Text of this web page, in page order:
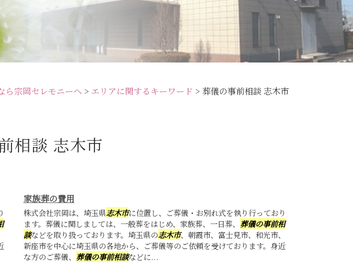
ら宗岡セレモニーへ > エリアに関するキーワード > 葬儀の事前相談 志木市
相談 志木市
家族葬の費用
株式会社宗岡は、埼玉県志木市に位置し、ご葬儀・お別れ式を執り行っており
ます。葬儀に関しましては、一般葬をはじめ、家族葬、一日葬、 葬儀の事前相
談などを取り扱っております。埼玉県の志木市、朝霞市、富士見市、和光市、
新座市を中心に埼玉県の各地から、ご葬儀等のご依頼を受けております。身近
な方のご葬儀、 葬儀の事前相談などに...